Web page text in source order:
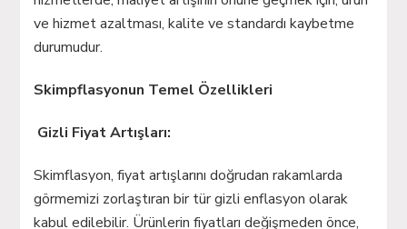
ve hizmet azaltması, kalite ve standardı kaybetme
durumudur.
Skimpflasyonun Temel Özellikleri
Gizli Fiyat Artışları:
Skimflasyon, fiyat artışlarını doğrudan rakamlarda
görmemizi zorlaştıran bir tür gizli enflasyon olarak
kabul edilebilir. Ürünlerin fiyatları değişmeden önce,